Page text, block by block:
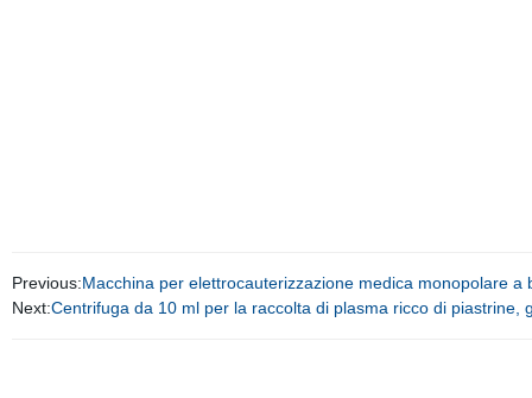
Previous:Macchina per elettrocauterizzazione medica monopolare a
Next:Centrifuga da 10 ml per la raccolta di plasma ricco di piastrine,